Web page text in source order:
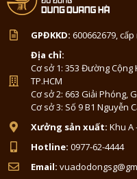
GPĐKKD: 600662679,
Địa chỉ:
Cơ sở 1: 353 Đường
TP.HCM
Cơ sở 2: 663 Giải Phóng,
Cơ sở 3: Số 9 B1 Nguyễn
Xưởng sản xuất: Khu A
Hotline: 0977-62-4444
Email: